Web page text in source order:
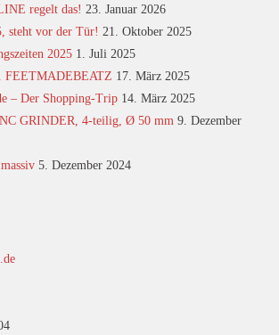
regelt das! 23. Januar 2026
steht vor der Tür! 21. Oktober 2025
2025 1. Juli 2025
FEETMADEBEATZ 17. März 2025
– Der Shopping-Trip 14. März 2025
GRINDER, 4-teilig, Ø 50 mm 9. Dezember
5. Dezember 2024